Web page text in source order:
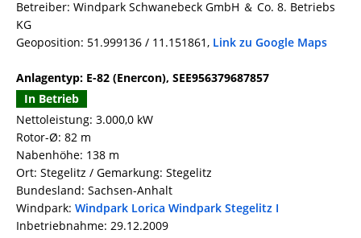
Betreiber: Windpark Schwanebeck GmbH ＆ Co. 8. Betriebs
KG
Geoposition: 51.999136 / 11.151861, Link zu Google Maps
Anlagentyp: E-82 (Enercon), SEE956379687857
In Betrieb
Nettoleistung: 3.000,0 kW
Rotor-Ø: 82 m
Nabenhöhe: 138 m
Ort: Stegelitz / Gemarkung: Stegelitz
Bundesland: Sachsen-Anhalt
Windpark: Windpark Lorica Windpark Stegelitz I
Inbetriebnahme: 29.12.2009